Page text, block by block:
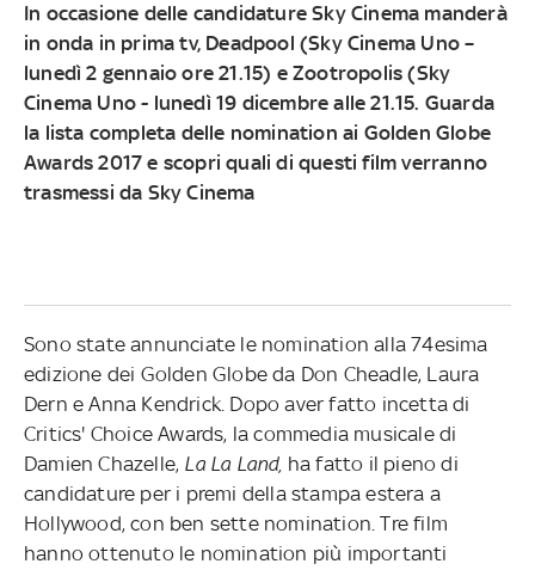
In occasione delle candidature Sky Cinema manderà
in onda in prima tv, Deadpool (Sky Cinema Uno –
lunedì 2 gennaio ore 21.15) e Zootropolis (Sky
Cinema Uno - lunedì 19 dicembre alle 21.15. Guarda
la lista completa delle nomination ai Golden Globe
Awards 2017 e scopri quali di questi film verranno
trasmessi da Sky Cinema
Sono state annunciate le nomination alla 74esima
edizione dei Golden Globe da Don Cheadle, Laura
Dern e Anna Kendrick. Dopo aver fatto incetta di
Critics' Choice Awards, la commedia musicale di
Damien Chazelle, La La Land, ha fatto il pieno di
candidature per i premi della stampa estera a
Hollywood, con ben sette nomination. Tre film
hanno ottenuto le nomination più importanti